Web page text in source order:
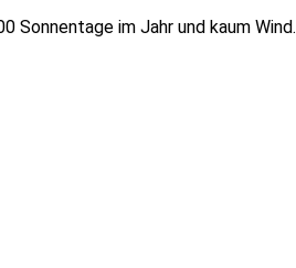
Sonnentage im Jahr und kaum Wind.